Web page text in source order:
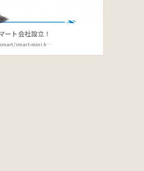
ート会社設立！
http://www.u-legal.com/smart/smart-mini.html